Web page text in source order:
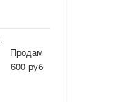
Продам
600 руб